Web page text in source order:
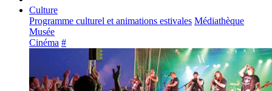
Culture
Programme culturel et animations estivales Médiathèque
Musée
Cinéma #